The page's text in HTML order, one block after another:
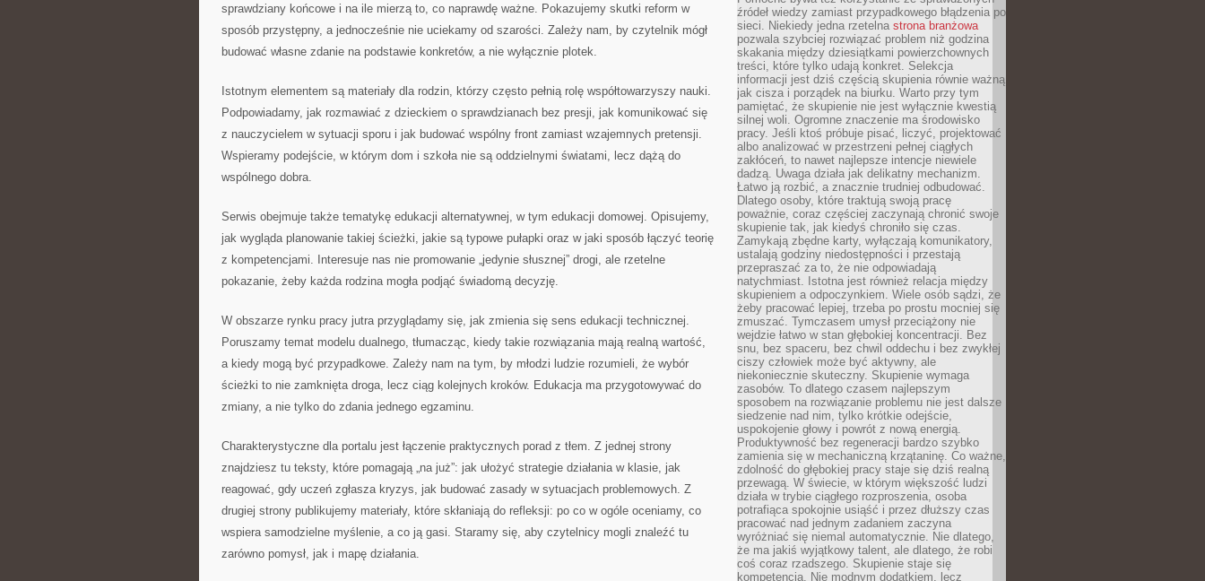
sprawdziany końcowe i na ile mierzą to, co naprawdę ważne. Pokazujemy skutki reform w
sposób przystępny, a jednocześnie nie uciekamy od szarości. Zależy nam, by czytelnik mógł
budować własne zdanie na podstawie konkretów, a nie wyłącznie plotek.
Istotnym elementem są materiały dla rodzin, którzy często pełnią rolę współtowarzyszy nauki.
Podpowiadamy, jak rozmawiać z dzieckiem o sprawdzianach bez presji, jak komunikować się
z nauczycielem w sytuacji sporu i jak budować wspólny front zamiast wzajemnych pretensji.
Wspieramy podejście, w którym dom i szkoła nie są oddzielnymi światami, lecz dążą do
wspólnego dobra.
Serwis obejmuje także tematykę edukacji alternatywnej, w tym edukacji domowej. Opisujemy,
jak wygląda planowanie takiej ścieżki, jakie są typowe pułapki oraz w jaki sposób łączyć teorię
z kompetencjami. Interesuje nas nie promowanie „jedynie słusznej” drogi, ale rzetelne
pokazanie, żeby każda rodzina mogła podjąć świadomą decyzję.
W obszarze rynku pracy jutra przyglądamy się, jak zmienia się sens edukacji technicznej.
Poruszamy temat modelu dualnego, tłumacząc, kiedy takie rozwiązania mają realną wartość,
a kiedy mogą być przypadkowe. Zależy nam na tym, by młodzi ludzie rozumieli, że wybór
ścieżki to nie zamknięta droga, lecz ciąg kolejnych kroków. Edukacja ma przygotowywać do
zmiany, a nie tylko do zdania jednego egzaminu.
Charakterystyczne dla portalu jest łączenie praktycznych porad z tłem. Z jednej strony
znajdziesz tu teksty, które pomagają „na już”: jak ułożyć strategie działania w klasie, jak
reagować, gdy uczeń zgłasza kryzys, jak budować zasady w sytuacjach problemowych. Z
drugiej strony publikujemy materiały, które skłaniają do refleksji: po co w ogóle oceniamy, co
wspiera samodzielne myślenie, a co ją gasi. Staramy się, aby czytelnicy mogli znaleźć tu
zarówno pomysł, jak i mapę działania.
źródeł wiedzy zamiast przypadkowego błądzenia po
sieci. Niekiedy jedna rzetelna strona branżowa
pozwala szybciej rozwiązać problem niż godzina
skakania między dziesiątkami powierzchownych
treści, które tylko udają konkret. Selekcja
informacji jest dziś częścią skupienia równie ważną
jak cisza i porządek na biurku. Warto przy tym
pamiętać, że skupienie nie jest wyłącznie kwestią
silnej woli. Ogromne znaczenie ma środowisko
pracy. Jeśli ktoś próbuje pisać, liczyć, projektować
albo analizować w przestrzeni pełnej ciągłych
zakłóceń, to nawet najlepsze intencje niewiele
dadzą. Uwaga działa jak delikatny mechanizm.
Łatwo ją rozbić, a znacznie trudniej odbudować.
Dlatego osoby, które traktują swoją pracę
poważnie, coraz częściej zaczynają chronić swoje
skupienie tak, jak kiedyś chroniło się czas.
Zamykają zbędne karty, wyłączają komunikatory,
ustalają godziny niedostępności i przestają
przepraszać za to, że nie odpowiadają
natychmiast. Istotna jest również relacja między
skupieniem a odpoczynkiem. Wiele osób sądzi, że
żeby pracować lepiej, trzeba po prostu mocniej się
zmuszać. Tymczasem umysł przeciążony nie
wejdzie łatwo w stan głębokiej koncentracji. Bez
snu, bez spaceru, bez chwil oddechu i bez zwykłej
ciszy człowiek może być aktywny, ale
niekoniecznie skuteczny. Skupienie wymaga
zasobów. To dlatego czasem najlepszym
sposobem na rozwiązanie problemu nie jest dalsze
siedzenie nad nim, tylko krótkie odejście,
uspokojenie głowy i powrót z nową energią.
Produktywność bez regeneracji bardzo szybko
zamienia się w mechaniczną krzątaninę. Co ważne,
zdolność do głębokiej pracy staje się dziś realną
przewagą. W świecie, w którym większość ludzi
działa w trybie ciągłego rozproszenia, osoba
potrafiąca spokojnie usiąść i przez dłuższy czas
pracować nad jednym zadaniem zaczyna
wyróżniać się niemal automatycznie. Nie dlatego,
że ma jakiś wyjątkowy talent, ale dlatego, że robi
coś coraz rzadszego. Skupienie staje się
kompetencją. Nie modnym dodatkiem, lecz